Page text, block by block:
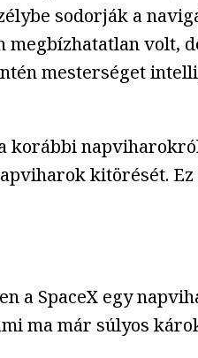
sodorják a
volt,
mesterséget
korábbi
kitörését.
a SpaceX egy
ma már súlyos